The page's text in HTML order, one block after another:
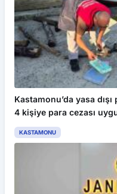
Kastamonu’da yasa
4 kişiye para cezası
KASTAMONU